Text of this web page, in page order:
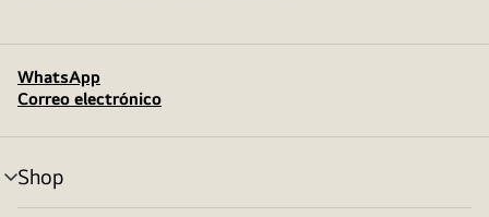
WhatsApp
Correo electrónico
Shop
alternar
menú